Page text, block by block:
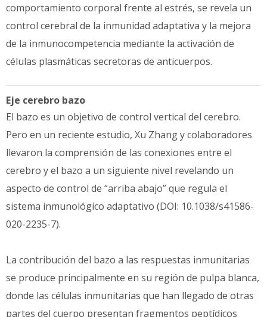
comportamiento corporal frente al estrés, se revela un
control cerebral de la inmunidad adaptativa y la mejora
de la inmunocompetencia mediante la activación de
células plasmáticas secretoras de anticuerpos.
Eje cerebro bazo
El bazo es un objetivo de control vertical del cerebro.
Pero en un reciente estudio, Xu Zhang y colaboradores
llevaron la comprensión de las conexiones entre el
cerebro y el bazo a un siguiente nivel revelando un
aspecto de control de “arriba abajo” que regula el
sistema inmunológico adaptativo (DOI: 10.1038/s41586-
020-2235-7).
La contribución del bazo a las respuestas inmunitarias
se produce principalmente en su región de pulpa blanca,
donde las células inmunitarias que han llegado de otras
partes del cuerpo presentan fragmentos peptídicos